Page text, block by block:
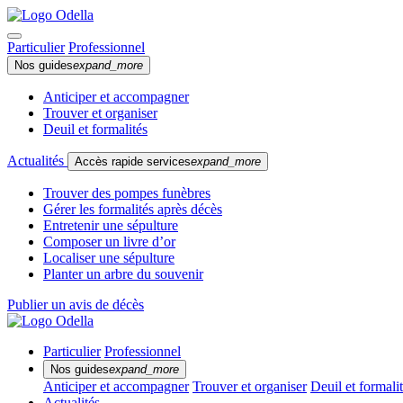
Particulier Professionnel
Nos guidesexpand_more
Anticiper et accompagner
Trouver et organiser
Deuil et formalités
Actualités Accès rapide servicesexpand_more
Trouver des pompes funèbres
Gérer les formalités après décès
Entretenir une sépulture
Composer un livre d’or
Localiser une sépulture
Planter un arbre du souvenir
Publier un avis de décès
Particulier Professionnel
Nos guidesexpand_more
Anticiper et accompagner Trouver et organiser Deuil et